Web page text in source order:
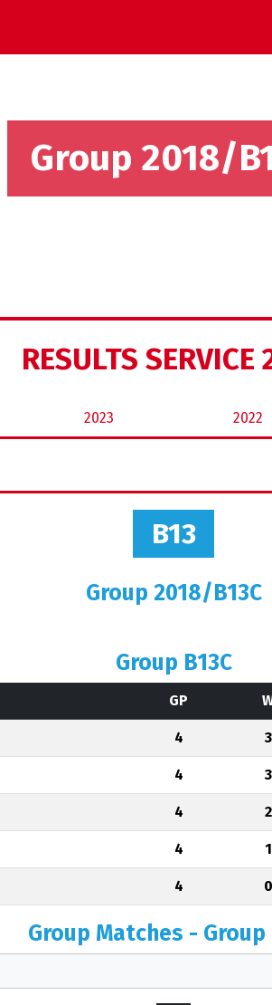
Group 2018/
RESULTS SERVICE
2023 2022
B13
Group 2018/B13C
Group B13C
GP
4 3
4 3
4 2
4 1
4 0
Group Matches - Group